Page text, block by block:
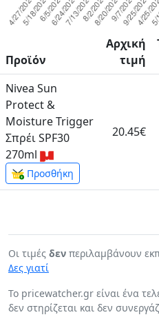
Προϊόν
Αρχική
τιμή
Nivea Sun
Protect &
Moisture Trigger
Σπρέι SPF30
270ml
Προσθήκη
20.45€
Οι τιμές δεν περιλαμβάνουν
Δες γιατί
To pricewatcher.gr είναι ένα
δεν στηρίζεται και δεν